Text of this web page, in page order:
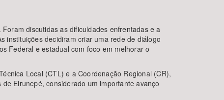
discutidas as dificuldades enfrentadas e a
instituições decidiram criar uma rede de diálogo
Federal e estadual com foco em melhorar o
Local (CTL) e a Coordenação Regional (CR),
Eirunepé, considerado um importante avanço